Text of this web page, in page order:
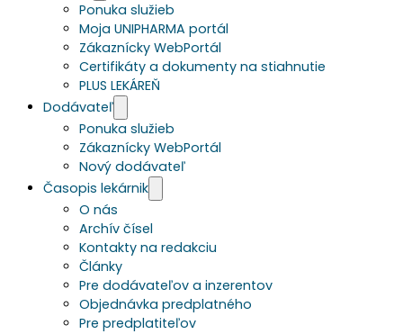
Ponuka služieb
Moja UNIPHARMA portál
Zákaznícky WebPortál
Certifikáty a dokumenty na stiahnutie
PLUS LEKÁREŇ
Dodávateľ
Ponuka služieb
Zákaznícky WebPortál
Nový dodávateľ
Časopis lekárnik
O nás
Archív čísel
Kontakty na redakciu
Články
Pre dodávateľov a inzerentov
Objednávka predplatného
Pre predplatiteľov